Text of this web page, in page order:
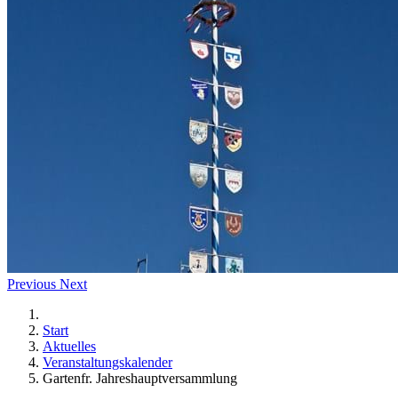
Previous Next
Start
Aktuelles
Veranstaltungskalender
Gartenfr. Jahreshauptversammlung